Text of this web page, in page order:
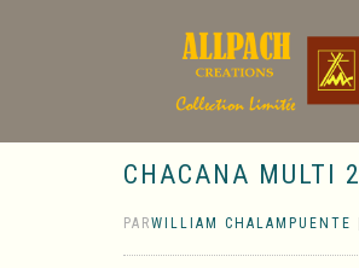
CHACANA MULTI 2
PARWILLIAM CHALAMPUENTE